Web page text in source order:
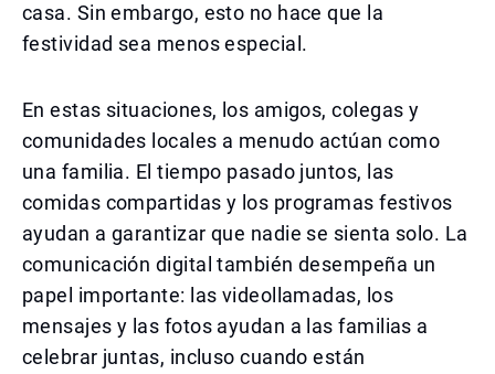
casa. Sin embargo, esto no hace que la
festividad sea menos especial.
En estas situaciones, los amigos, colegas y
comunidades locales a menudo actúan como
una familia. El tiempo pasado juntos, las
comidas compartidas y los programas festivos
ayudan a garantizar que nadie se sienta solo. La
comunicación digital también desempeña un
papel importante: las videollamadas, los
mensajes y las fotos ayudan a las familias a
celebrar juntas, incluso cuando están